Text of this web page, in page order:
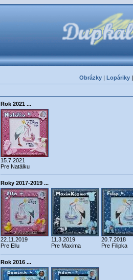
Obrázky| Lopáriky|
Rok 2021 ...
15.7.2021
Pre Natálku
Roky 2017-2019 ...
22.11.2019
Pre Ellu
11.3.2019
Pre Maxima
20.7.2018
Pre Filipka
Rok 2016 ...